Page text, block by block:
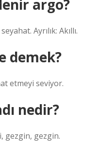
argo?
Ayrılık: Akıllı.
demek?
etmeyi seviyor.
nedir?
gezgin, gezgin.